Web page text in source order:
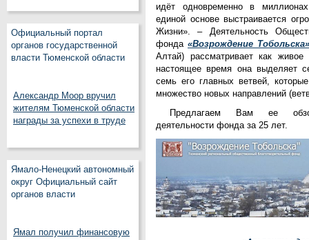
Официальный портал
органов государственной
власти Тюменской области
Александр Моор вручил
жителям Тюменской области
награды за успехи в труде
Ямало-Ненецкий автономный
округ Официальный сайт
органов власти
Ямал получил финансовую
идёт одновременно в
единой основе выстраивается
Жизни». – Деятельность
фонда «Возрождение Тобольска»
Алтай) рассматривает как
настоящее время она выделяет
семь его главных ветвей,
множество новых направлений
Предлагаем Вам ее
деятельности фонда за 25 лет.